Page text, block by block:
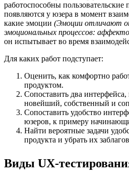
работоспособны пользовательские
появляются у юзера в момент
какие эмоции (Эмоции отличают
эмоциональных процессов:
он испытывает во время
Для каких работ подступает:
Оценить, как комфортно
продуктом.
Сопоставить два
новейший, собственный и
Сопоставить удобство
юзеров, к примеру
Найти вероятные задачи
продукта и убрать их
Виды UX-